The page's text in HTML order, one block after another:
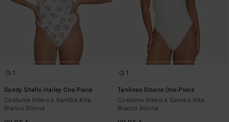
1
Sandy Shells Hailey One-Piece
Costume Intero a Gamba Alta
Bianco Donna
1
Tanlines Sloane One-Piece
Costume Intero a Gamba Alta
Bianco Donna